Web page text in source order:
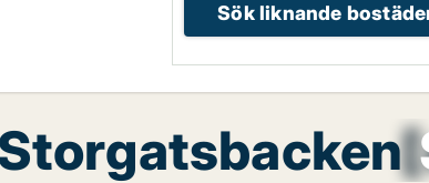
Sök liknande